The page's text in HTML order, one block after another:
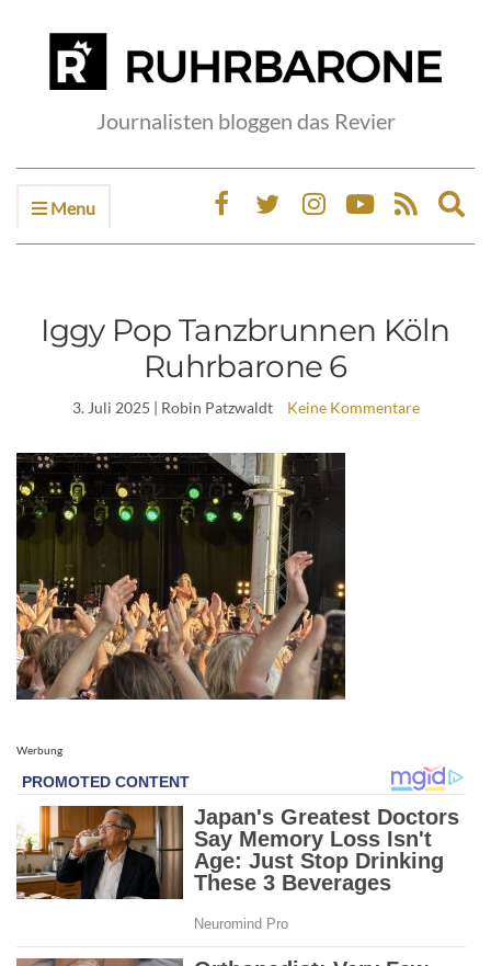
Journalisten bloggen das Revier
Menu
Iggy Pop Tanzbrunnen Köln
Ruhrbarone 6
3. Juli 2025 | Robin Patzwaldt Keine Kommentare
Werbung